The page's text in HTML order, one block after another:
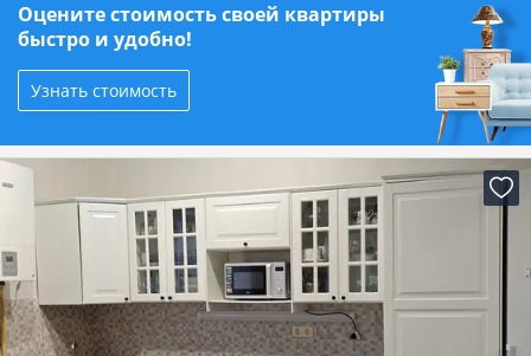
Оцените стоимость своей квартиры
быстро и удобно!
Узнать стоимость